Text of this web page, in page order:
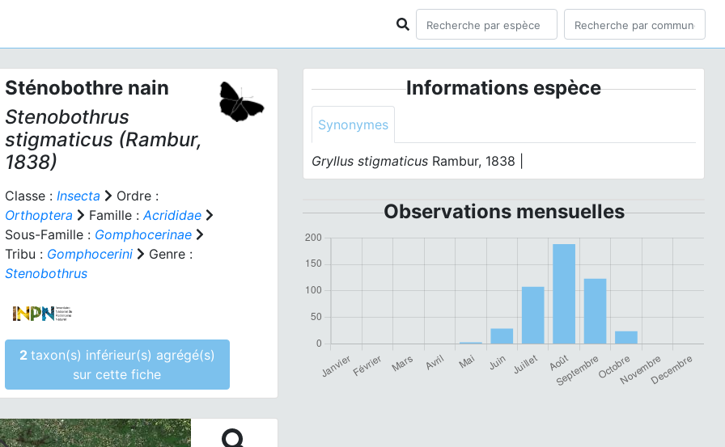
Sténobothre nain
Stenobothrus
stigmaticus (Rambur,
1838)
Classe : Insecta
Ordre :
Orthoptera
Famille :Acrididae
Sous-Famille : Gomphocerinae
Tribu : Gomphocerini
Genre :
Stenobothrus
2 taxon(s) inférieur(s) agrégé(s)
sur cette fiche
Informations espèce
Synonymes
Gryllus stigmaticus Rambur, 1838 |
Observations mensuelles